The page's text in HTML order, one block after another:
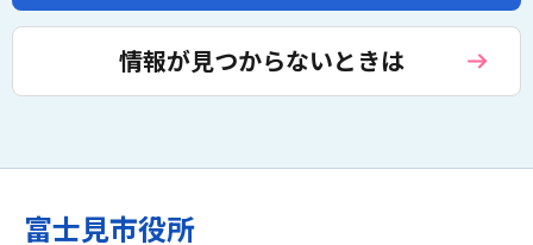
情報が見つからないときは
富士見市役所